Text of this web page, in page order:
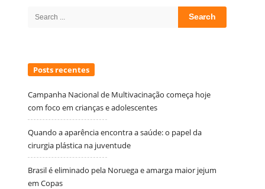
Posts recentes
Campanha Nacional de Multivacinação começa hoje
com foco em crianças e adolescentes
Quando a aparência encontra a saúde: o papel da
cirurgia plástica na juventude
Brasil é eliminado pela Noruega e amarga maior jejum
em Copas